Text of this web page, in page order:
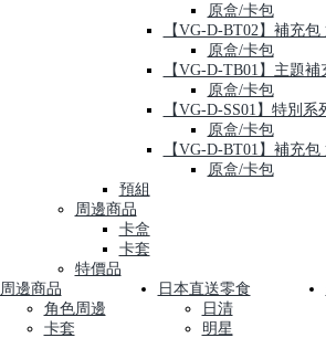
原盒/卡包
【VG-D-BT02】補充
原盒/卡包
【VG-D-TB01】主題
原盒/卡包
【VG-D-SS01】特別
原盒/卡包
【VG-D-BT01】補充
原盒/卡包
預組
周邊商品
卡盒
卡套
特價品
周邊商品
角色周邊
卡套
日本直送零食
日清
明星